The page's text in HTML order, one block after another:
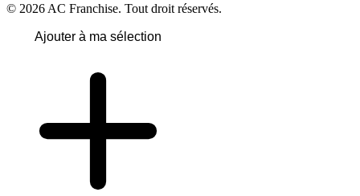
© 2026 AC Franchise. Tout droit réservés.
Ajouter à ma sélection